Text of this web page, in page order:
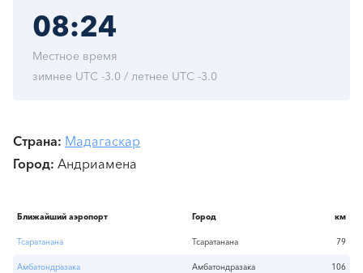
08:24
Местное время
зимнее UTC -3.0 / летнее UTC -3.0
Страна Мадагаскар
Город Андриамена
Ближайший аэропорт Город км
Тсаратанана Тсаратанана 79
Амбатондразака Амбатондразака 106